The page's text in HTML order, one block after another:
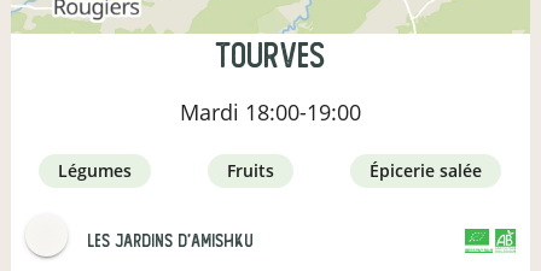
Tourves
Mardi 18:00-19:00
légumes fruits épicerie salée
Les jardins d'Amishku CERTIFIÉ PAR FR-BIO-09
AGRICULTURE FRANCE